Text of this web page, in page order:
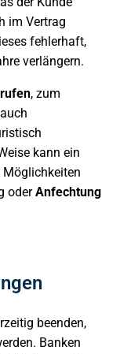
im Vertrag
fehlerhaft,
verlängern.
, zum
kann ein
oderAnfechtung
beenden,
Banken